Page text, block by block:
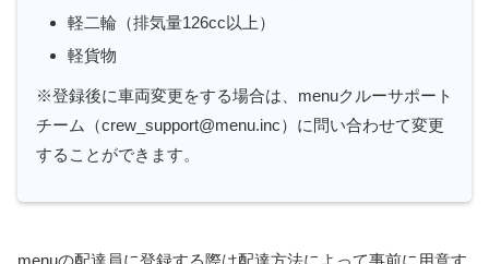
軽二輪（排気量126cc以上）
軽貨物
※登録後に車両変更をする場合は、menuクルーサポート
チーム（crew_support@menu.inc）に問い合わせて変更
することができます。
menuの配達員に登録する際は配達方法によって事前に用意す